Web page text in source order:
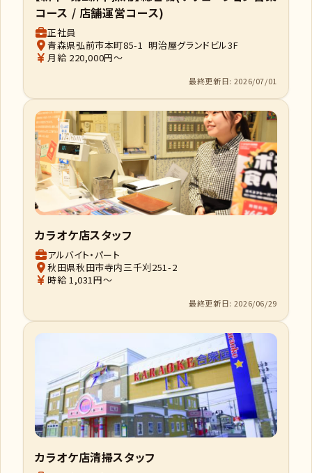
コース / 店舗運営コース)
正社員
青森県弘前市本町85-1 明治屋グランドビル3F
月給 220,000円～
最終更新日: 2026/07/01
カラオケ店スタッフ
アルバイト・パート
秋田県秋田市寺内三千刈251-2
時給 1,031円～
最終更新日: 2026/06/29
カラオケ店清掃スタッフ